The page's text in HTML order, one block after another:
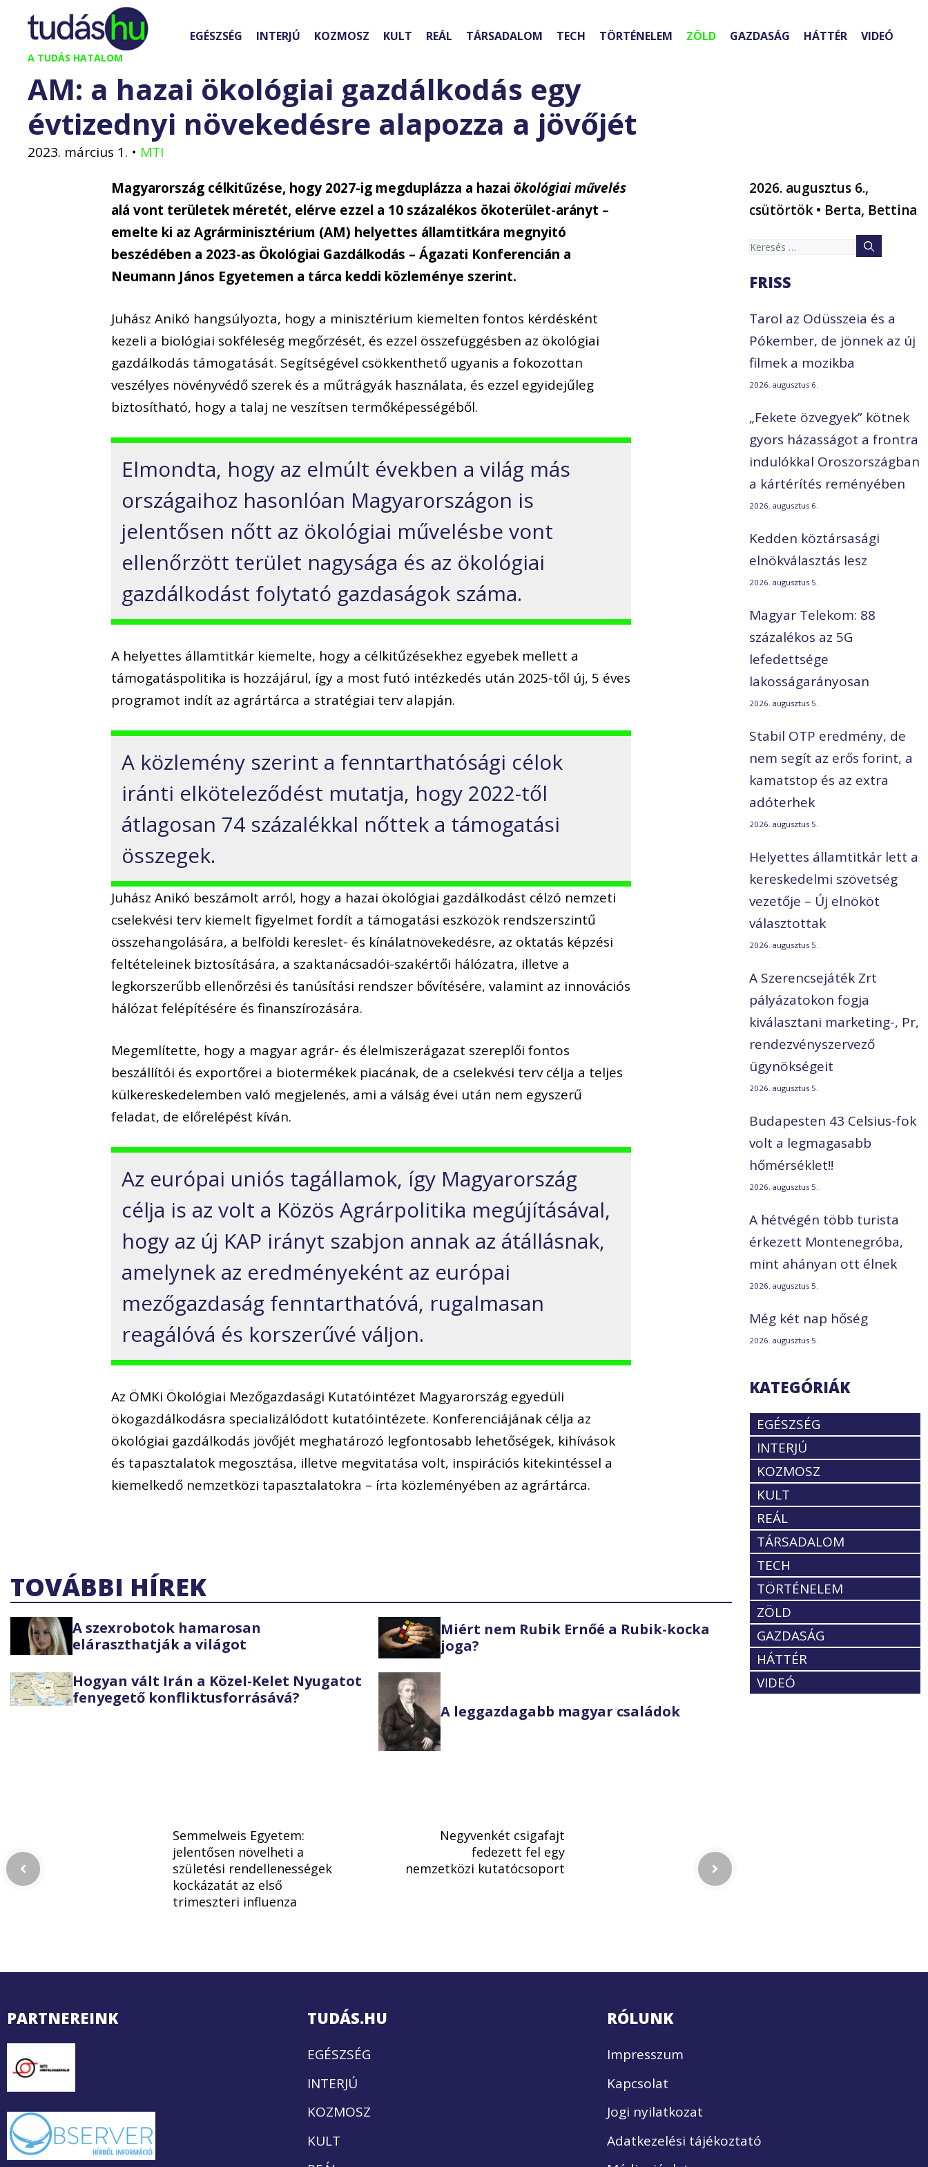
Kilépés
tartalomba
A TUDÁS HATALOM
EGÉSZSÉG INTERJÚ KOZMOSZ KULT REÁL TÁRSADALOM TECH TÖRTÉNELEM ZÖLD GAZDASÁG HÁTTÉR VIDEÓ
AM: a hazai ökológiai gazdálkodás egy
évtizednyi növekedésre alapozza a jövőjét
2023. március 1. • MTI
Magyarország célkitűzése, hogy 2027-ig megduplázza a hazaiökológiai művelés
alá vont területek méretét, elérve ezzel a 10 százalékos ökoterület-arányt –
emelte ki az Agrárminisztérium (AM) helyettes államtitkára megnyitó
beszédében a 2023-as Ökológiai Gazdálkodás – Ágazati Konferencián a
Neumann János Egyetemen a tárca keddi közleménye szerint.
Juhász Anikó hangsúlyozta, hogy a minisztérium kiemelten fontos kérdésként
kezeli a biológiai sokféleség megőrzését, és ezzel összefüggésben az ökológiai
gazdálkodás támogatását. Segítségével csökkenthető ugyanis a fokozottan
veszélyes növényvédő szerek és a műtrágyák használata, és ezzel egyidejűleg
biztosítható, hogy a talaj ne veszítsen termőképességéből.
Elmondta, hogy az elmúlt években a világ más
országaihoz hasonlóan Magyarországon is
jelentősen nőtt az ökológiai művelésbe vont
ellenőrzött terület nagysága és az ökológiai
gazdálkodást folytató gazdaságok száma.
A helyettes államtitkár kiemelte, hogy a célkitűzésekhez egyebek mellett a
támogatáspolitika is hozzájárul, így a most futó intézkedés után 2025-től új, 5 éves
programot indít az agrártárca a stratégiai terv alapján.
A közlemény szerint a fenntarthatósági célok
iránti elköteleződést mutatja, hogy 2022-től
átlagosan 74 százalékkal nőttek a támogatási
összegek.
Juhász Anikó beszámolt arról, hogy a hazai ökológiai gazdálkodást célzó nemzeti
cselekvési terv kiemelt figyelmet fordít a támogatási eszközök rendszerszintű
összehangolására, a belföldi kereslet- és kínálatnövekedésre, az oktatás képzési
feltételeinek biztosítására, a szaktanácsadói-szakértői hálózatra, illetve a
legkorszerűbb ellenőrzési és tanúsítási rendszer bővítésére, valamint az innovációs
hálózat felépítésére és finanszírozására.
Megemlítette, hogy a magyar agrár- és élelmiszerágazat szereplői fontos
beszállítói és exportőrei a biotermékek piacának, de a cselekvési terv célja a teljes
külkereskedelemben való megjelenés, ami a válság évei után nem egyszerű
feladat, de előrelépést kíván.
Az európai uniós tagállamok, így Magyarország
célja is az volt a Közös Agrárpolitika megújításával,
hogy az új KAP irányt szabjon annak az átállásnak,
amelynek az eredményeként az európai
mezőgazdaság fenntarthatóvá, rugalmasan
reagálóvá és korszerűvé váljon.
Az ÖMKi Ökológiai Mezőgazdasági Kutatóintézet Magyarország egyedüli
ökogazdálkodásra specializálódott kutatóintézete. Konferenciájának célja az
ökológiai gazdálkodás jövőjét meghatározó legfontosabb lehetőségek, kihívások
és tapasztalatok megosztása, illetve megvitatása volt, inspirációs kitekintéssel a
kiemelkedő nemzetközi tapasztalatokra – írta közleményében az agrártárca.
TOVÁBBI HÍREK
A szexrobotok hamarosan
eláraszthatják a világot
Miért nem Rubik Ernőé a Rubik-kocka
joga?
Hogyan vált Irán a Közel-Kelet Nyugatot
fenyegető konfliktusforrásává?
A leggazdagabb magyar családok
2026. augusztus 6.,
csütörtök • Berta, Bettina
Keresés:
FRISS
Tarol az Odüsszeia és a
Pókember, de jönnek az új
filmek a mozikba
2026. augusztus 6.
„Fekete özvegyek” kötnek
gyors házasságot a frontra
indulókkal Oroszországban
a kártérítés reményében
2026. augusztus 6.
Kedden köztársasági
elnökválasztás lesz
2026. augusztus 5.
Magyar Telekom: 88
százalékos az 5G
lefedettsége
lakosságarányosan
2026. augusztus 5.
Stabil OTP eredmény, de
nem segít az erős forint, a
kamatstop és az extra
adóterhek
2026. augusztus 5.
Helyettes államtitkár lett a
kereskedelmi szövetség
vezetője – Új elnököt
választottak
2026. augusztus 5.
A Szerencsejáték Zrt
pályázatokon fogja
kiválasztani marketing-, Pr,
rendezvényszervező
ügynökségeit
2026. augusztus 5.
Budapesten 43 Celsius-fok
volt a legmagasabb
hőmérséklet!!
2026. augusztus 5.
A hétvégén több turista
érkezett Montenegróba,
mint ahányan ott élnek
2026. augusztus 5.
Még két nap hőség
2026. augusztus 5.
KATEGÓRIÁK
EGÉSZSÉG
INTERJÚ
KOZMOSZ
KULT
REÁL
TÁRSADALOM
TECH
TÖRTÉNELEM
ZÖLD
GAZDASÁG
HÁTTÉR
VIDEÓ
Semmelweis Egyetem:
jelentősen növelheti a
születési rendellenességek
kockázatát az első
trimeszteri influenza
Negyvenkét csigafajt
fedezett fel egy
nemzetközi kutatócsoport
PARTNEREINK TUDÁS.HU
EGÉSZSÉG
INTERJÚ
KOZMOSZ
KULT
RÓLUNK
Impresszum
Kapcsolat
Jogi nyilatkozat
Adatkezelési tájékoztató